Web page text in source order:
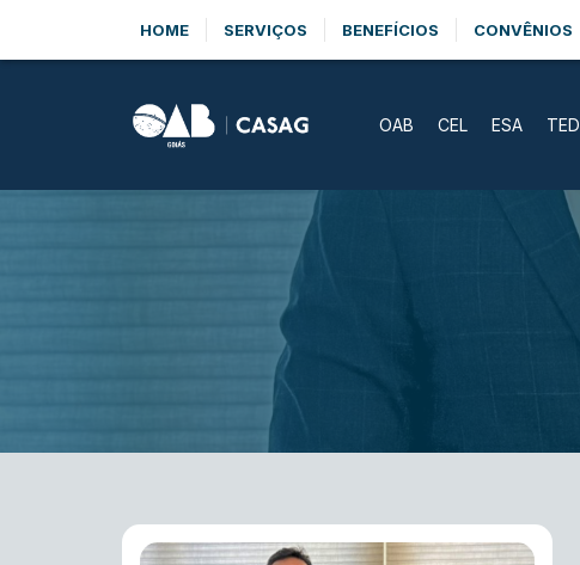
HOME SERVIÇOS BENEFÍCIOS CONVÊNIOS
OAB CEL ESA TED